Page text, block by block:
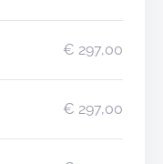
€ 297,00
€ 297,00